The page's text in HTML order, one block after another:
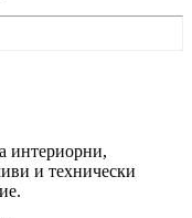
интериорни,
и технически